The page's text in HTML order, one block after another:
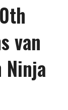
van
Ninja